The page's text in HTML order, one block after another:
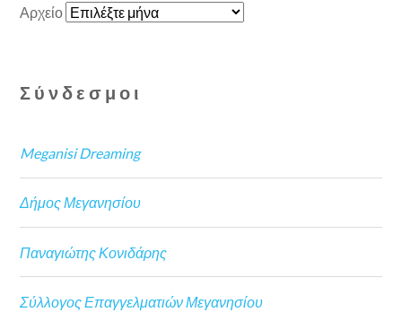
Αρχείο
Σύνδεσμοι
Meganisi Dreaming
Δήμος Μεγανησίου
Παναγιώτης Κονιδάρης
Σύλλογος Επαγγελματιών Μεγανησίου